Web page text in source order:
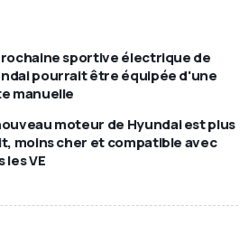
sportive électrique de
pourrait être équipée d'une
manuelle
moteur de Hyundai est plus
moins cher et compatible avec
les VE